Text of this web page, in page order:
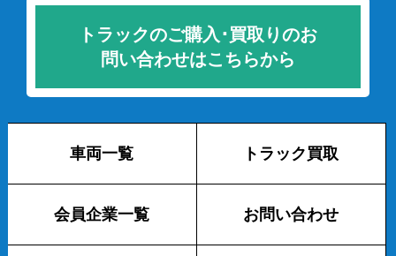
トラックのご購入･買取りのお
問い合わせはこちらから
車両一覧 トラック買取
会員企業一覧 お問い合わせ